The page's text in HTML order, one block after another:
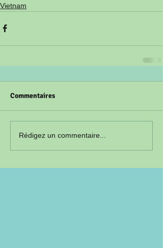
Vietnam
Commentaires
Rédigez un commentaire...